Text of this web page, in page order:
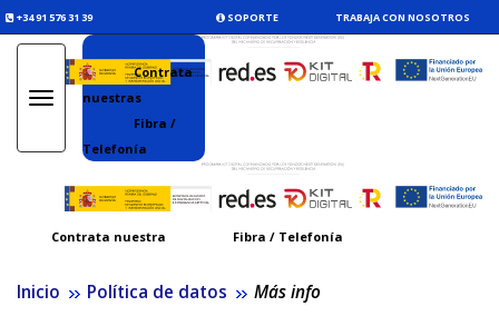
+34 91 576 31 39 SOPORTE TRABAJA CON NOSOTROS
Toggle
Contrata
nuestras
Fibra /
Telefonía
Contrata nuestra Fibra / Telefonía
Inicio Política de datos Más info